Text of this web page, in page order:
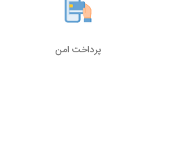
پرداخت امن